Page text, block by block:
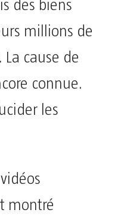
des biens
millions de
La cause de
connue.
les
montré